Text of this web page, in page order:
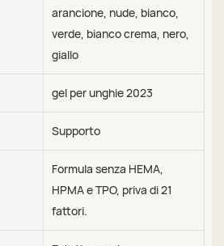
arancione, nude, bianco,
verde, bianco crema, nero,
giallo
gel per unghie 2023
Supporto
Formula senza HEMA,
HPMA e TPO, priva di 21
fattori.